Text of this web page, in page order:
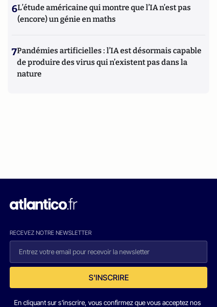
6L’étude américaine qui montre que l’IA n’est pas
(encore) un génie en maths
7Pandémies artificielles : l’IA est désormais capable
de produire des virus qui n’existent pas dans la
nature
RECEVEZ NOTRE NEWSLETTER
S'INSCRIRE
En cliquant sur s'inscrire, vous confirmez que vous acceptez nos